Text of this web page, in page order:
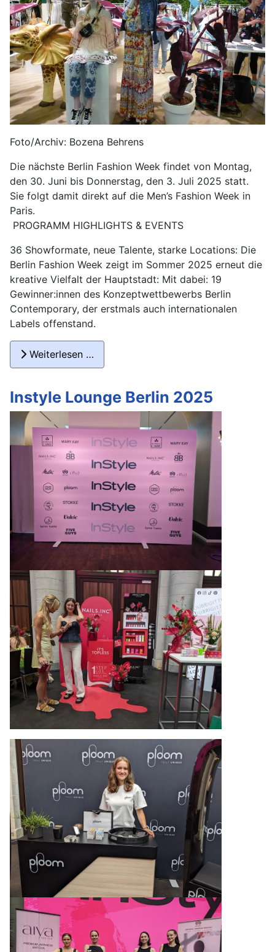
Foto/Archiv: Bozena Behrens
Die nächste Berlin Fashion Week findet von Montag,
den 30. Juni bis Donnerstag, den 3. Juli 2025 statt.
Sie folgt damit direkt auf die Men’s Fashion Week in
Paris.
PROGRAMM HIGHLIGHTS & EVENTS
36 Showformate, neue Talente, starke Locations: Die
Berlin Fashion Week zeigt im Sommer 2025 erneut die
kreative Vielfalt der Hauptstadt: Mit dabei: 19
Gewinner:innen des Konzeptwettbewerbs Berlin
Contemporary, der erstmals auch internationalen
Labels offenstand.
Weiterlesen …
Instyle Lounge Berlin 2025